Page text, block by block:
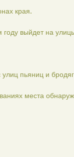
края.
выйдет на
улиц пьяниц и
места